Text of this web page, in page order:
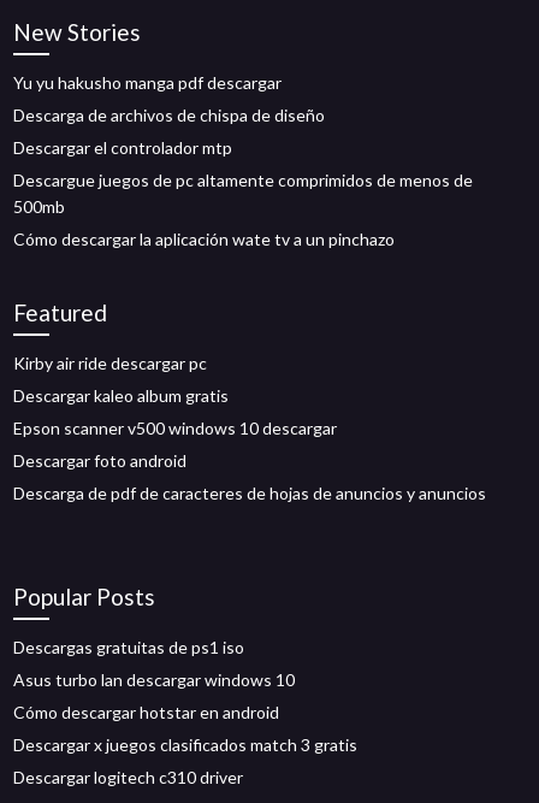
New Stories
Yu yu hakusho manga pdf descargar
Descarga de archivos de chispa de diseño
Descargar el controlador mtp
Descargue juegos de pc altamente comprimidos de menos de
500mb
Cómo descargar la aplicación wate tv a un pinchazo
Featured
Kirby air ride descargar pc
Descargar kaleo album gratis
Epson scanner v500 windows 10 descargar
Descargar foto android
Descarga de pdf de caracteres de hojas de anuncios y anuncios
Popular Posts
Descargas gratuitas de ps1 iso
Asus turbo lan descargar windows 10
Cómo descargar hotstar en android
Descargar x juegos clasificados match 3 gratis
Descargar logitech c310 driver